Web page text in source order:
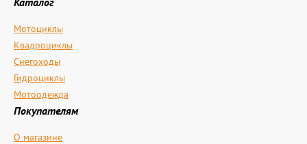
Мотоциклы
Квадроциклы
Снегоходы
Гидроциклы
Мотоодежда
Покупателям
О магазине